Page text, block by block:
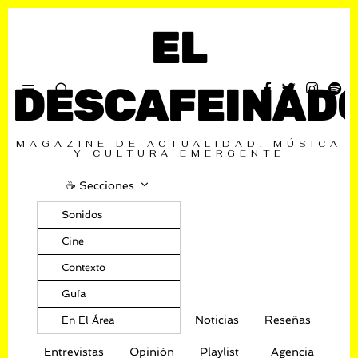
EL
MAGAZINE DE ACTUALIDAD, MÚSICA
Y CULTURA EMERGENTE
☕️ Secciones
Sonidos
Cine
Contexto
Guía
En El Área Noticias Reseñas
Entrevistas Opinión Playlist Agencia